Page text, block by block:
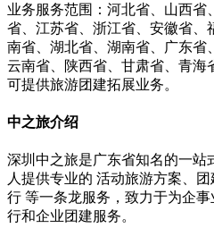
业务服务范围：河北省、山西省
省、江苏省、浙江省、安徽省、
南省、湖北省、湖南省、广东省
云南省、陕西省、甘肃省、青海
可提供旅游团建拓展业务。
中之旅介绍
深圳中之旅是广东省知名的一站
人提供专业的 活动旅游方案、
行 等一条龙服务，致力于为企
行和企业团建服务。